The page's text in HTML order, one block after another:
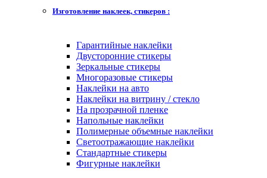
Изготовление наклеек, стикеров :
Гарантийные наклейки
Двусторонние стикеры
Зеркальные стикеры
Многоразовые стикеры
Наклейки на авто
Наклейки на витрину / стекло
На прозрачной пленке
Напольные наклейки
Полимерные объемные наклейки
Светоотражающие наклейки
Стандартные стикеры
Фигурные наклейки